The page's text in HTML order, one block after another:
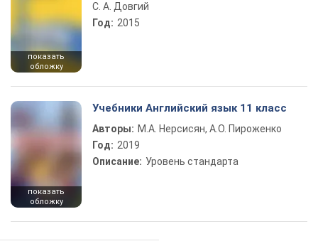
показать
обложку
С. А. Довгий
Год: 2015
показать
обложку
Учебники Английский язык 11 класс
Авторы: М.А. Нерсисян, А.О. Пироженко
Год: 2019
Описание: Уровень стандарта